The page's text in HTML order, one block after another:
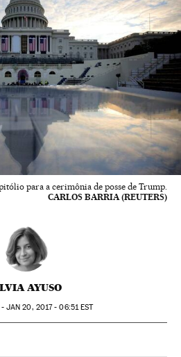
para a cerimônia de posse de Trump.
CARLOS BARRIA (REUTERS)
AYUSO
- JAN 20, 2017 - 06:51EST
Redes Sociales